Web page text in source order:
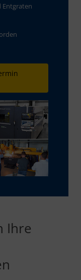
Entgraten
Ihre